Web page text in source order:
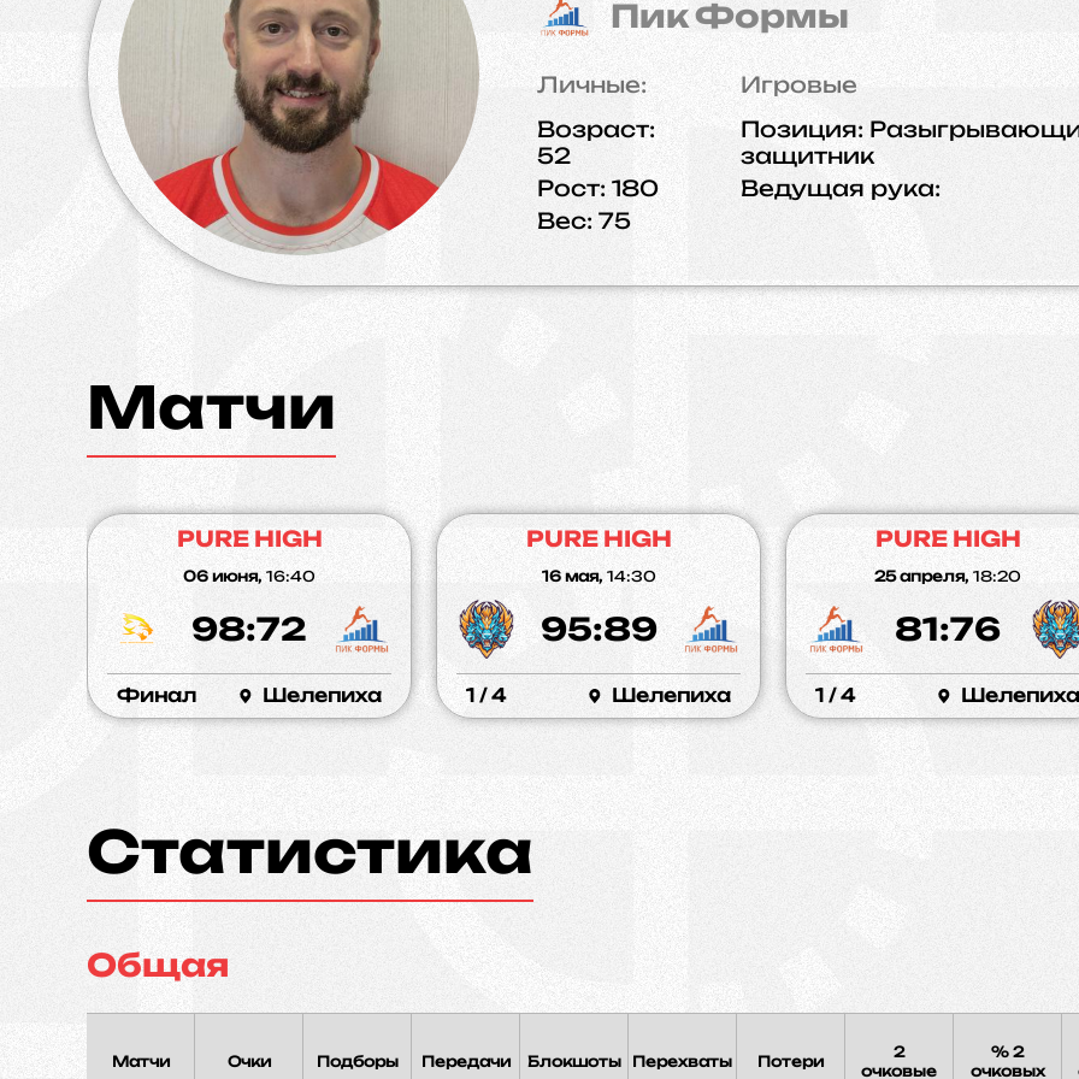
Пик Формы
Личные:
Возраст:
52
Рост: 180
Вес: 75
Игровые
Позиция:
защитник
Ведущая рука:
Матчи
PURE HIGH
06 июня, 16:40
98:72
Финал Шелепиха
PURE HIGH
16 мая, 14:30
95:89
1 / 4 Шелепиха
PURE HIGH
25 апреля, 18:20
81:76
1 / 4 Шелепиха
Статистика
Общая
Матчи Очки Подборы Передачи Блокшоты Перехваты Потери
2
очковые
% 2
очковых